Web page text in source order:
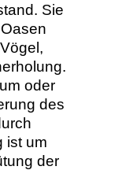
Sie
oder
des
ist um
der